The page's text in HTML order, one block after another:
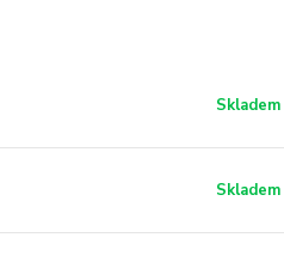
Skladem
Skladem